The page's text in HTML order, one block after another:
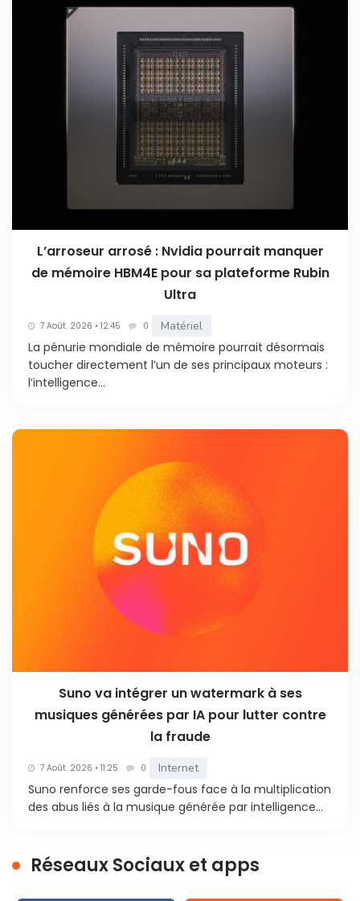
L’arroseur arrosé : Nvidia pourrait manquer
de mémoire HBM4E pour sa plateforme Rubin
Ultra
7 Août. 2026 • 12:45 0 Matériel
La pénurie mondiale de mémoire pourrait désormais
toucher directement l’un de ses principaux moteurs :
l’intelligence...
Suno va intégrer un watermark à ses
musiques générées par IA pour lutter contre
la fraude
7 Août. 2026 • 11:25 0 Internet
Suno renforce ses garde-fous face à la multiplication
des abus liés à la musique générée par intelligence...
Réseaux Sociaux et apps